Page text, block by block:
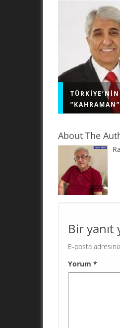
"KAHRAMAN"
problemi; kendi
işleyişe sahip
About The
Bir yanıt
E-posta
Yorum *